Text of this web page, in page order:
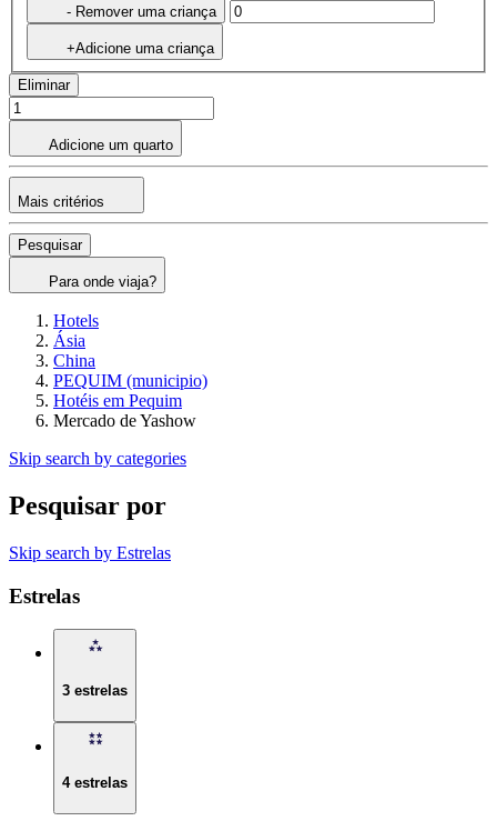
- Remover uma criança
+Adicione uma criança
Eliminar
Adicione um quarto
Mais critérios
Pesquisar
Para onde viaja?
Hotels
Ásia
China
PEQUIM (municipio)
Hotéis em Pequim
Mercado de Yashow
Skip search by categories
Pesquisar por
Skip search by Estrelas
Estrelas
3 estrelas
4 estrelas